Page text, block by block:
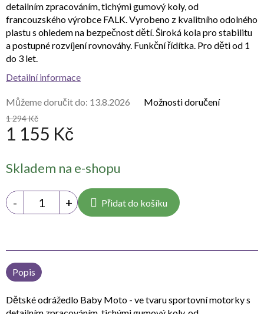
1 294 Kč
1 155 Kč
cena:
Skladem na e-shopu
Můžeme doručit do: 13.8.2026 Možnosti doručení
Přidat do košíku
detailním zpracováním, tichými gumový koly, od
francouzského výrobce FALK. Vyrobeno z kvalitního odolného
plastu s ohledem na bezpečnost dětí. Široká kola pro stabilitu
a postupné rozvíjení rovnováhy. Funkční řídítka. Pro děti od 1
do 3 let.
Detailní informace
Popis
Dětské odrážedlo Baby Moto - ve tvaru sportovní motorky s